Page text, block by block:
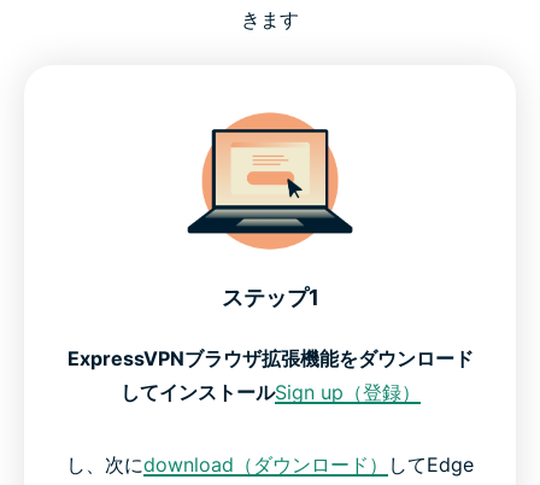
きます
ステップ1
ExpressVPNブラウザ拡張機能をダウンロード
してインストールSign up（登録）
し、次にdownload（ダウンロード） してEdge